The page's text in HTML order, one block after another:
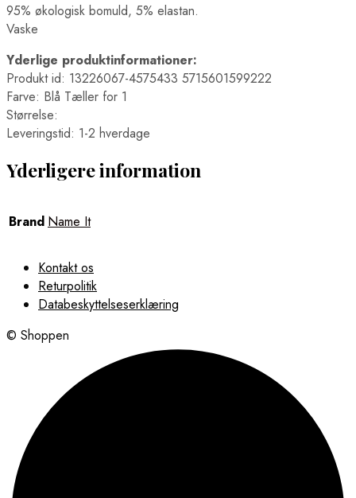
95% økologisk bomuld, 5% elastan.
Vaske
Yderlige produktinformationer:
Produkt id: 13226067-4575433 5715601599222
Farve: Blå Tæller for 1
Størrelse:
Leveringstid: 1-2 hverdage
Yderligere information
Brand Name It
Kontakt os
Returpolitik
Databeskyttelseserklæring
© Shoppen